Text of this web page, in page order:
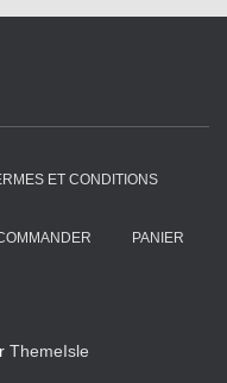
ET CONDITIONS
PANIER
ThemeIsle